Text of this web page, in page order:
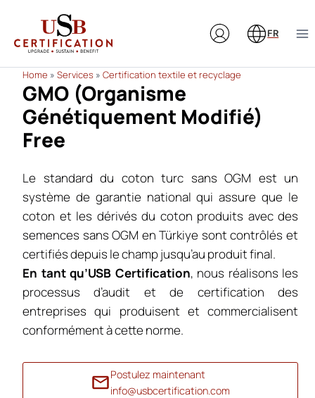
contenu
FR
Home » Services » Certification textile et recyclage
GMO (Organisme
Génétiquement Modifié)
Free
Le standard du coton turc sans OGM est un
système de garantie national qui assure que le
coton et les dérivés du coton produits avec des
semences sans OGM en Türkiye sont contrôlés et
certifiés depuis le champ jusqu’au produit final.
En tant qu’USB Certification, nous réalisons les
processus d’audit et de certification des
entreprises qui produisent et commercialisent
conformément à cette norme.
Postulez maintenant
info@usbcertification.com